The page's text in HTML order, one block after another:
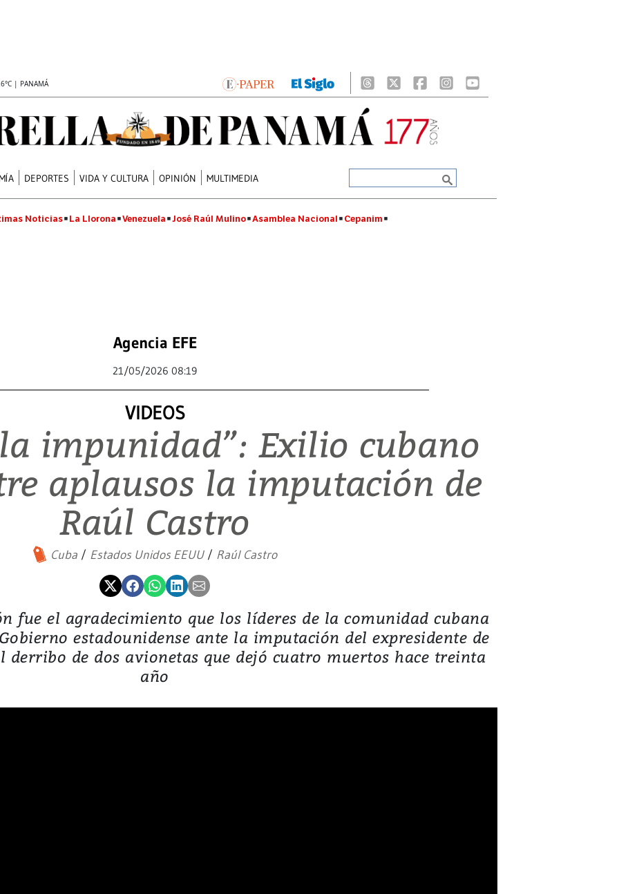
| PANAMÁ
DEPORTES VIDA Y CULTURA OPINIÓN MULTIMEDIA
Noticias La Llorona Venezuela José Raúl Mulino Asamblea Nacional Cepanim
Agencia EFE
21/05/2026 08:19
VIDEOS
la impunidad”: Exilio cubano
aplausos la imputación de
Raúl Castro
Cuba Estados Unidos EEUU Raúl Castro
fue el agradecimiento que los líderes de la comunidad cubana
estadounidense ante la imputación del expresidente de
derribo de dos avionetas que dejó cuatro muertos hace treinta
año